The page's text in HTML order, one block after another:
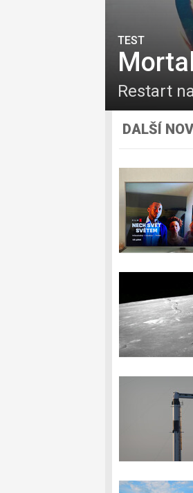
TEST
Restart
DALŠÍ